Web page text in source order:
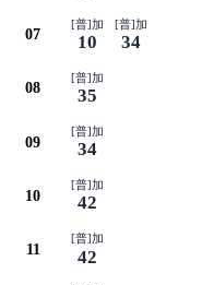
07
[普]加
10
[普]加
34
08
[普]加
35
09
[普]加
34
10
[普]加
42
11
[普]加
42